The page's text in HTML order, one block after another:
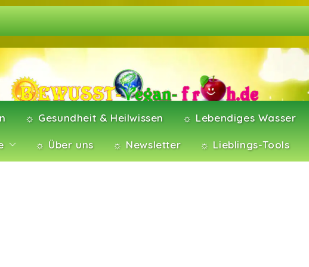
☼ Gesundheit & Heilwissen ☼ Lebendiges Wasser
☼ Über uns ☼ Newsletter ☼ Lieblings-Tools